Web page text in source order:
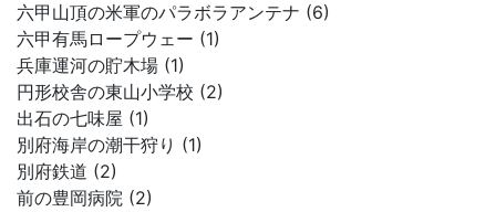
六甲山頂の米軍のパラボラアンテナ (6)
六甲有馬ロープウェー (1)
兵庫運河の貯木場 (1)
円形校舎の東山小学校 (2)
出石の七味屋 (1)
別府海岸の潮干狩り (1)
別府鉄道 (2)
前の豊岡病院 (2)